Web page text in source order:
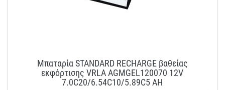
Μπαταρία STANDARD RECHARGE βαθείας
εκφόρτισης VRLA AGMGEL120070 12V
7.0C20/6.54C10/5.89C5 AH